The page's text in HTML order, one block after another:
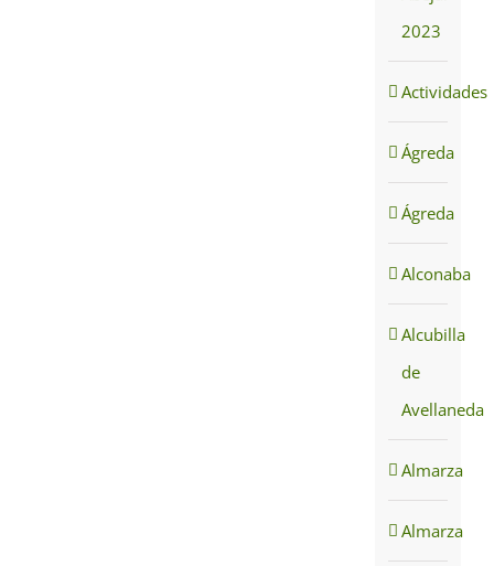
2023
Actividades
Ágreda
Ágreda
Alconaba
Alcubilla
de
Avellaneda
Almarza
Almarza